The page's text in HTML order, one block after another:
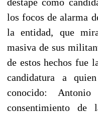
los focos de alarma
la entidad, que
masiva de sus
de estos hechos fue
candidatura a
conocido:
consentimiento de